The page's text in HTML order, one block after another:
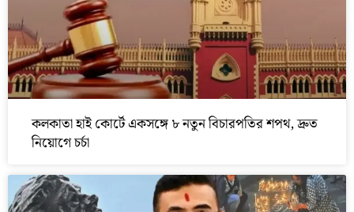
কলকাতা হাই কোর্টে একসঙ্গে ৮ নতুন বিচারপতির শপথ, দ্রুত
নিয়োগে চর্চা